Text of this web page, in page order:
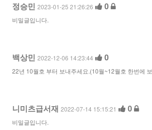
정승민 2023-01-25 21:26:26 0
비밀글입니다.
백상민 2022-12-06 14:23:44 0
22년 10월호 부터 보내주세요.(10월~12월호 한번에
니미츠급서재 2022-07-14 15:15:21 0
비밀글입니다.